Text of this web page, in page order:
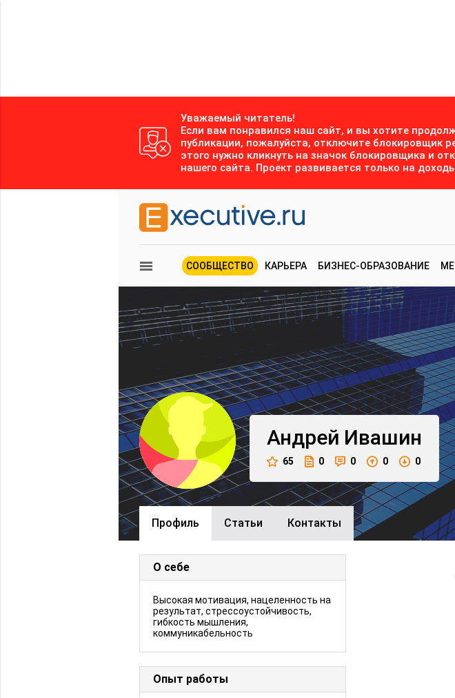
Уважаемый читатель!
Если вам понравился наш сайт, и вы хотите
публикации, пожалуйста, отключите блокировщик
этого нужно кликнуть на значок блокировщика и
нашего сайта. Проект развивается только на
СООБЩЕСТВО КАРЬЕРА БИЗНЕС-ОБРАЗОВАНИЕ
Андрей Ивашин
65 0 0 0 0
Профиль Cтатьи Контакты
О себе
Высокая мотивация, нацеленность на
результат, стрессоустойчивость,
гибкость мышления,
коммуникабельность
Опыт работы